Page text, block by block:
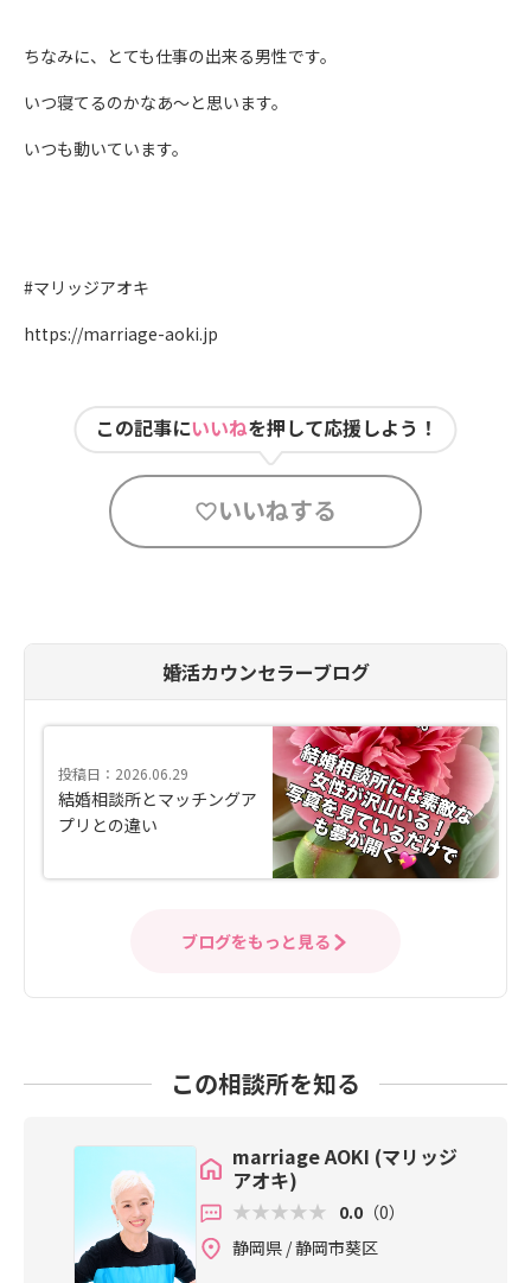
ちなみに、とても仕事の出来る男性です。
いつ寝てるのかなあ〜と思います。
いつも動いています。
#マリッジアオキ
https://marriage-aoki.jp
この記事にいいねを押して応援しよう！
いいねする
婚活カウンセラーブログ
投稿日：2026.06.29
結婚相談所とマッチングア
プリとの違い
ブログをもっと見る
この相談所を知る
marriage AOKI (マリッジ
アオキ)
0.0 （0）
静岡県 / 静岡市葵区